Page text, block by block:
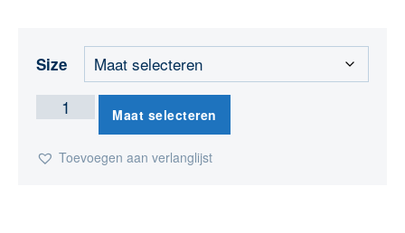
Size
Maat selecteren
Toevoegen aan verlanglijst